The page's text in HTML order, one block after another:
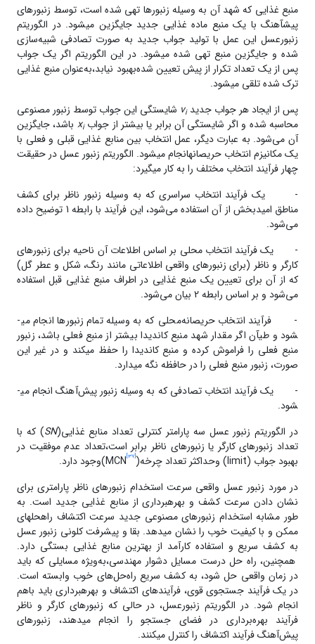
منبع غذایی که شهد آن به وسیله زنبور‌ها تهی شده است، توسط زنبور‌های
پیش­آهنگ با یک منبع ماده‌ غذایی جدید جایگزین می­شود. در الگوریتم
زنبورعسل این عمل با تولید جواب جدید به صورت تصادفی شبیه‌سازی
شده و جایگزین منبع تهی شده می­شود. در این الگوریتم اگر یک جواب
پس از یک تعداد تکرار از پیش تعیین شده‌بهبود نیابد،به‌عنوان منبع غذایی
ترک شده تلقی می­شود.
پس از ایجاد هر جواب جدیدvi
شایستگی این جواب توسط زنبور مصنوعی
محاسبه ‌شده و اگر شایستگی آن برابر یا بیشتر از جوابxi
باشد، جایگزین
آن می‌شود. به عبارت دیگر، عمل انتخاب بین منابع غذایی قبلی و فعلی با
یک مکانیزم انتخاب حریصانهانجام می­شود. الگوریتم زنبور عسل در حقیقت
چهار فرآیند انتخاب مختلف را به کار می­گیرد:
- یک فرآیند انتخاب سراسری که به وسیله زنبور ناظر برای کشف
مناطق امیدبخش از آن استفاده می‌شود، این فرآیند با رابطه 1‌ توضیح داده
می‌شود.
- یک فرآیند انتخاب محلی بر اساس اطلاعات آن ناحیه برای زنبور‌های
کارگر و ناظر (برای زنبور‌های واقعی اطلاعاتی مانند رنگ، شکل و عطر گل)
که از آن برای تعیین یک منبع غذایی در اطراف منبع غذایی قبل استفاده
می‌شود و بر اساس رابطه‌ 2 بیان می‌شود.
- فرآیند انتخاب حریصانه‌محلی که به وسیله تمام زنبور‌ها انجام می­
شود و طیآن اگر مقدار شهد منبع کاندیدا بیشتر از منبع فعلی باشد، زنبور
منبع فعلی را فراموش کرده و منبع کاندیدا را حفظ می­کند و در غیر این
صورت، زنبور منبع فعلی را در حافظه نگه می­دارد.
- یک فرآیند انتخاب تصادفی که به وسیله زنبور پیش‌آهنگ انجام می­
شود.
در الگوریتم زنبور عسل سه پارامتر کنترلی تعداد منابع غذایی(SN) که با
تعداد زنبور‌های کارگر یا زنبور‌های ناظر برابر است،تعداد عدم موفقیت در
بهبود جواب (limit) وحداکثر تعداد چرخه(
[37]
MCN)وجود دارد.
در مورد زنبور عسل واقعی سرعت استخدام زنبورهای ناظر پارامتری برای
نشان دادن سرعت کشف و بهره­برداری از منابع غذایی جدید است. به
طور مشابه استخدام زنبور‌های مصنوعی جدید سرعت اکتشاف راه­حل­های
ممکن و با کیفیت خوب را نشان می­دهد. بقا و پیشرفت کلونی زنبور عسل
به کشف سریع و استفاده‌ کارآمد از بهترین منابع غذایی بستگی دارد.
همچنین، راه حل درست مسایل دشوار مهندسی،به‌ویژه مسایلی که باید
در زمان واقعی حل شود، به کشف سریع راه‌حل‌‌های خوب وابسته است.
در یک فرآیند جستجوی قوی، فرآیند‌های اکتشاف و بهره­برداری باید باهم
انجام شود. در الگوریتم زنبورعسل، در حالی که زنبور‌های کارگر و ناظر
فرآیند بهره‌برداری در فضای جستجو را انجام می­دهند، زنبور‌های
پیش‌آهنگ فرآیند اکتشاف را کنترل می­کنند.